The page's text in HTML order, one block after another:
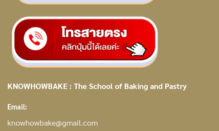
KNOWHOWBAKE : The School of Baking and Pastry
Email:
knowhowbake@gmail.com